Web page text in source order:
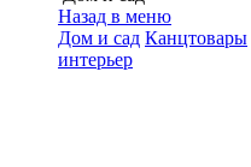
Назад в меню
Дом и сад Канцтовары
интерьер